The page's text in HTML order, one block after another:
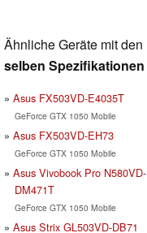
Ähnliche Geräte mit den
selben Spezifikationen
Asus FX503VD-E4035T
GeForce GTX 1050 Mobile
Asus FX503VD-EH73
GeForce GTX 1050 Mobile
Asus Vivobook Pro N580VD-
DM471T
GeForce GTX 1050 Mobile
Asus Strix GL503VD-DB71